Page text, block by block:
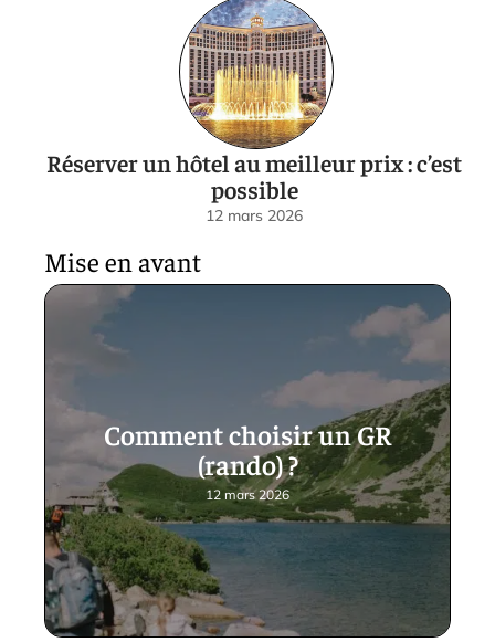
Réserver un hôtel au meilleur prix : c’est
possible
12 mars 2026
Mise en avant
Comment choisir un GR
(rando) ?
12 mars 2026